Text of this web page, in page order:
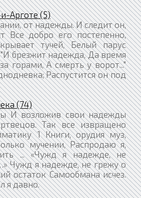
Арготе (5)
от надежды. И следит он,
Все добро его постепенно,
тучей, Белый парус
"И брезжит надежда, Да время
горами, А смерть у ворот..."
Распустится он под
(74)
И возложив свои надежды
Так все извращено
1 Книги, орудия муз,
мучении, Распродаю я,
... «Чужд я надежде, не
Чужд я надежде, не грежу о
остаток Самообмана исчез.
я давно.